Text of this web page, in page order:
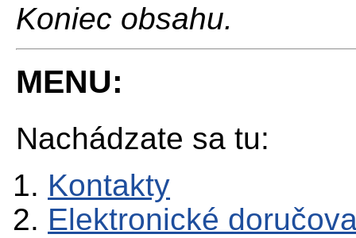
Koniec obsahu.
MENU:
Nachádzate sa tu:
Kontakty
Elektronické